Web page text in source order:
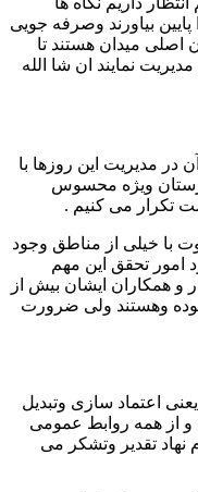
بیاورند وصرفه جویی
اصلی میدان هستند تا
نمایند ان شا الله
مدیریت این روزها با
ویژه محسوس
تکرار می کنیم .
با خیلی از مناطق وجود
امور تحقق این مهم
همکاران ایشان بیش از
وهستند ولی ضرورت
اعتماد سازی وتبدیل
و از همه روابط عمومی
نهاد تقدیر وتشکر می